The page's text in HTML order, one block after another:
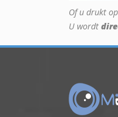
Of u drukt
U wordt